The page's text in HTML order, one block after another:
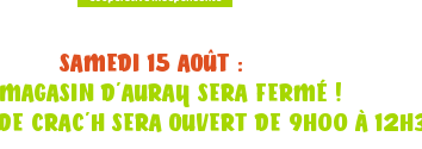
SAMEDI 15 AOÛT :
D'AURAY SERA FERMÉ !
CRAC'H SERA OUVERT DE 9H00 À